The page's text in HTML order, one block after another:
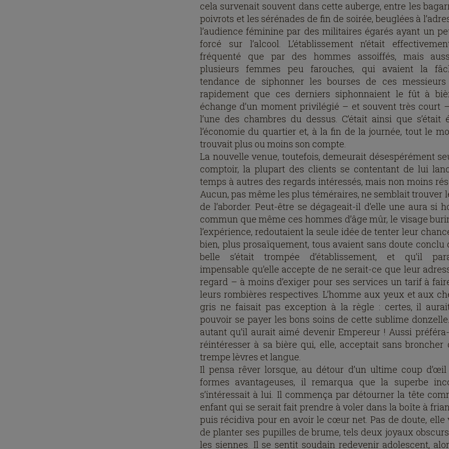
cela survenait souvent dans cette auberge, entre les
poivrots et les sérénades de fin de soirée, beuglées à
l’audience féminine par des militaires égarés ayant un
forcé sur l’alcool. L’établissement n’était
fréquenté que par des hommes assoiffés, mais
plusieurs femmes peu farouches, qui avaient la
tendance de siphonner les bourses de ces messieurs
rapidement que ces derniers siphonnaient le fût à
échange d’un moment privilégié – et souvent très court
l’une des chambres du dessus. C’était ainsi que s’était
l’économie du quartier et, à la fin de la journée, tout le
trouvait plus ou moins son compte.
La nouvelle venue, toutefois, demeurait désespérément
comptoir, la plupart des clients se contentant de lui
temps à autres des regards intéressés, mais non moins
Aucun, pas même les plus téméraires, ne semblait trouver
de l’aborder. Peut-être se dégageait-il d’elle une aura si
commun que même ces hommes d’âge mûr, le visage
l’expérience, redoutaient la seule idée de tenter leur
bien, plus prosaïquement, tous avaient sans doute conclu
belle s’était trompée d’établissement, et qu’il
impensable qu’elle accepte de ne serait-ce que leur
regard – à moins d’exiger pour ses services un tarif à
leurs rombières respectives. L’homme aux yeux et aux
gris ne faisait pas exception à la règle : certes, il
pouvoir se payer les bons soins de cette sublime
autant qu’il aurait aimé devenir Empereur ! Aussi
réintéresser à sa bière qui, elle, acceptait sans broncher
trempe lèvres et langue.
Il pensa rêver lorsque, au détour d’un ultime coup
formes avantageuses, il remarqua que la superbe
s’intéressait à lui. Il commença par détourner la tête
enfant qui se serait fait prendre à voler dans la boîte à
puis récidiva pour en avoir le cœur net. Pas de doute, elle
de planter ses pupilles de brume, tels deux joyaux
les siennes. Il se sentit soudain redevenir adolescent,